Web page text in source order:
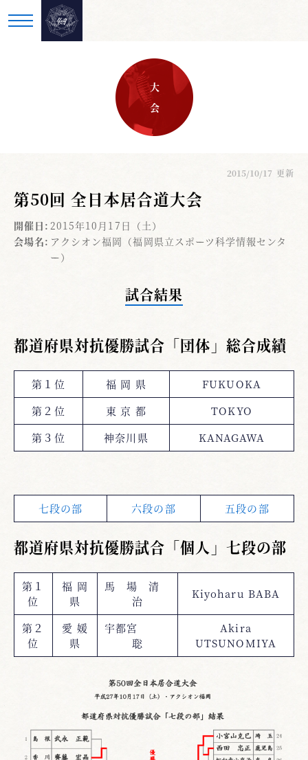
大 会
2015/10/17 更新
第50回 全日本居合道大会
開催日: 2015年10月17日（土）
会場名: アクシオン福岡（福岡県立スポーツ科学情報センタ
ー）
試合結果
都道府県対抗優勝試合「団体」総合成績
第１位 福 岡 県
FUKUOKA
第２位
東 京 都
TOKYO
第３位
神奈川県 KANAGAWA
七段の部 六段の部 五段の部
都道府県対抗優勝試合「個人」七段の部
第１
位
福 岡
県
馬 場 清
治
Kiyoharu BABA
第２
位
愛 媛
県
宇都宮
聡
Akira
UTSUNOMIYA